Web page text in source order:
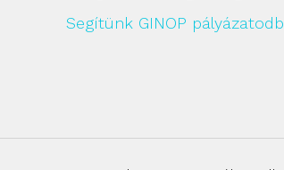
Segítünk GINOP